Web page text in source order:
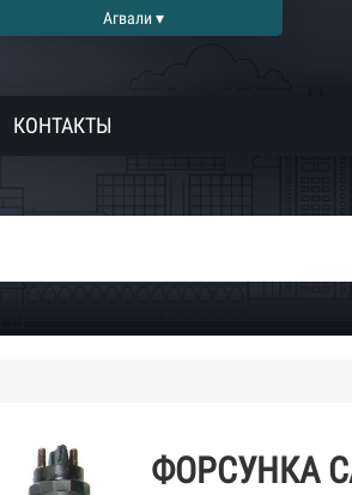
Агвали ▾
КОНТАКТЫ
ФОРСУНКА